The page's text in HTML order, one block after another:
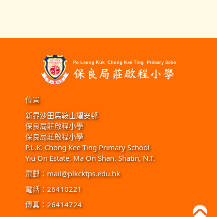
位置
新界沙田馬鞍山耀安邨
保良局莊啟程小學
保良局莊啟程小學
P.L.K. Chong Kee Ting Primary School
Yiu On Estate, Ma On Shan, Shatin, N.T.
電郵： mail@plkcktps.edu.hk
電話：26410221
傳真：26414724